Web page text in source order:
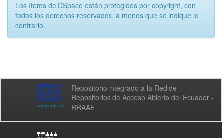
Los ítems de DSpace están protegidos por copyright, con
todos los derechos reservados, a menos que se indique lo
contrario.
Repositorio integrado a la Red de
Repositorios de Acceso Abierto del Ecuador -
RRAAE